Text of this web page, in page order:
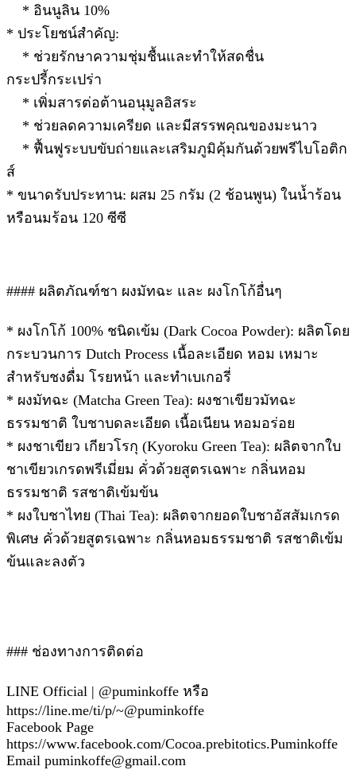
* อินนูลิน 10%
* ประโยชน์สำคัญ:
* ช่วยรักษาความชุ่มชื้นและทำให้สดชื่น
กระปรี้กระเปร่า
* เพิ่มสารต่อต้านอนุมูลอิสระ
* ช่วยลดความเครียด และมีสรรพคุณของมะนาว
* ฟื้นฟูระบบขับถ่ายและเสริมภูมิคุ้มกันด้วยพรีไบโอติก
ส์
* ขนาดรับประทาน: ผสม 25 กรัม (2 ช้อนพูน) ในน้ำร้อน
หรือนมร้อน 120 ซีซี
#### ผลิตภัณฑ์ชา ผงมัทฉะ และ ผงโกโก้อื่นๆ
* ผงโกโก้ 100% ชนิดเข้ม (Dark Cocoa Powder): ผลิตโดย
กระบวนการ Dutch Process เนื้อละเอียด หอม เหมาะ
สำหรับชงดื่ม โรยหน้า และทำเบเกอรี่
* ผงมัทฉะ (Matcha Green Tea): ผงชาเขียวมัทฉะ
ธรรมชาติ ใบชาบดละเอียด เนื้อเนียน หอมอร่อย
* ผงชาเขียว เกียวโรกุ (Kyoroku Green Tea): ผลิตจากใบ
ชาเขียวเกรดพรีเมี่ยม คั่วด้วยสูตรเฉพาะ กลิ่นหอม
ธรรมชาติ รสชาติเข้มข้น
* ผงใบชาไทย (Thai Tea): ผลิตจากยอดใบชาอัสสัมเกรด
พิเศษ คั่วด้วยสูตรเฉพาะ กลิ่นหอมธรรมชาติ รสชาติเข้ม
ข้นและลงตัว
### ช่องทางการติดต่อ
LINE Official | @puminkoffe หรือ
https://line.me/ti/p/~@puminkoffe
Facebook Page
https://www.facebook.com/Cocoa.prebitotics.Puminkoffe
Email puminkoffe@gmail.com